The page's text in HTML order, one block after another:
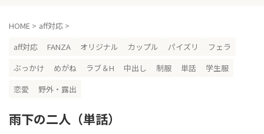
HOME > aff対応 >
aff対応
FANZA オリジナル カップル パイズリ
フェラ
ぶっかけ
めがね ラブ＆H 中出し 制服 単話
学生服
恋愛
野外・露出
雨下の二人（単話）